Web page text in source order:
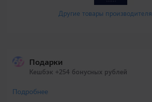
Другие товары производителя
Подарки
Кешбэк +254 бонусных рублей
Подробнее